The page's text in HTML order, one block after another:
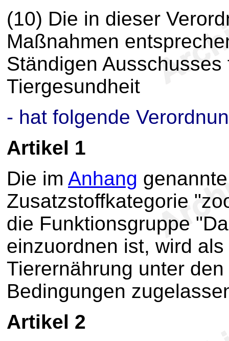
(10) Die in dieser
Maßnahmen
Ständigen
Tiergesundheit
- hat folgende
Artikel 1
Die im Anhang
Zusatzstoffkategorie
die Funktionsgruppe
einzuordnen ist, wird
Tierernährung unter
Bedingungen
Artikel 2